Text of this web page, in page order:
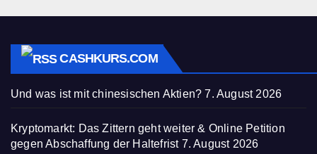
CASHKURS.COM
Und was ist mit chinesischen Aktien? 7. August 2026
Kryptomarkt: Das Zittern geht weiter & Online Petition
gegen Abschaffung der Haltefrist 7. August 2026